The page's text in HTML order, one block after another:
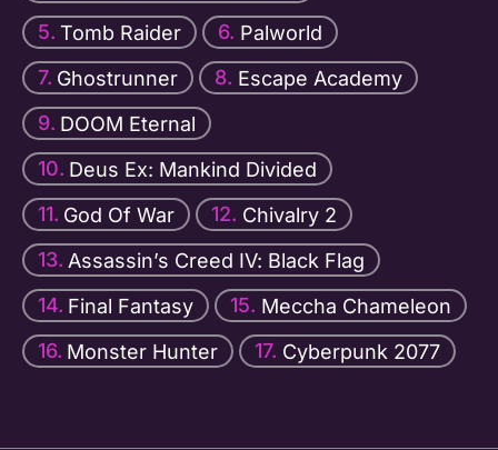
Tomb Raider
Palworld
Ghostrunner
Escape Academy
DOOM Eternal
Deus Ex: Mankind Divided
God Of War
Chivalry 2
Assassin’s Creed IV: Black Flag
Final Fantasy
Meccha Chameleon
Monster Hunter
Cyberpunk 2077